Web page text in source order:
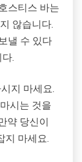
스티스 바는
않습니다.
낼 수 있다
.
지 마세요.
시는 것을
약 당신이
마세요.